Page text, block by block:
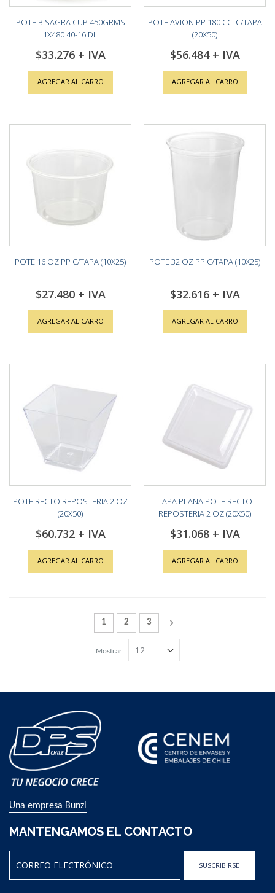
POTE BISAGRA CUP 450GRMS
1X480 40-16 DL
$33.276
AGREGAR AL CARRO
POTE AVION PP 180 CC. C/TAPA
(20X50)
$56.484
AGREGAR AL CARRO
POTE 16 OZ PP C/TAPA (10X25)
$27.480
AGREGAR AL CARRO
POTE 32 OZ PP C/TAPA (10X25)
$32.616
AGREGAR AL CARRO
POTE RECTO REPOSTERIA 2 OZ
(20X50)
$60.732
AGREGAR AL CARRO
TAPA PLANA POTE RECTO
REPOSTERIA 2 OZ (20X50)
$31.068
AGREGAR AL CARRO
Página
Actualmente estás leyendo la página
1 Página
2 Página
3 Página
Siguiente
Mostrar
Una empresa Bunzl
MANTENGAMOS EL CONTACTO
SUSCRIBIRSE